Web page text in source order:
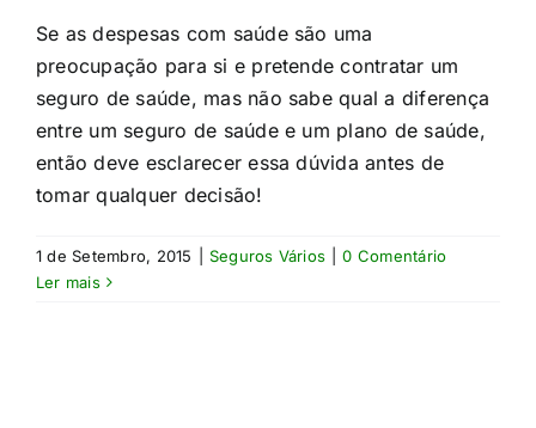
Se as despesas com saúde são uma
preocupação para si e pretende contratar um
seguro de saúde, mas não sabe qual a diferença
entre um seguro de saúde e um plano de saúde,
então deve esclarecer essa dúvida antes de
tomar qualquer decisão!​
1 de Setembro, 2015 Seguros Vários
0 Comentário
Ler mais